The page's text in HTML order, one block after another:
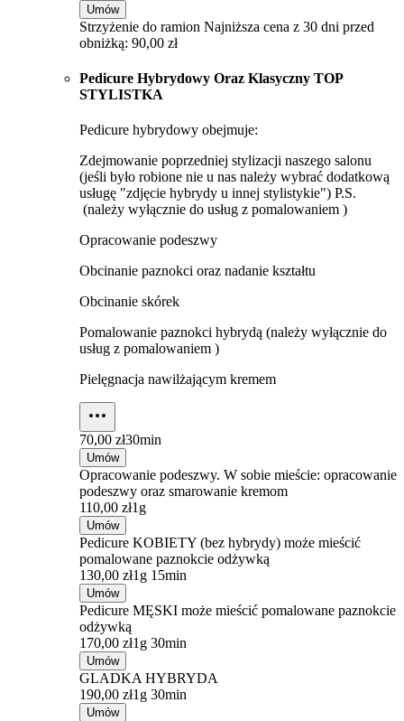
Umów
Strzyżenie do ramion Najniższa cena z 30 dni przed
obniżką: 90,00 zł
Pedicure Hybrydowy Oraz Klasyczny TOP
STYLISTKA
Pedicure hybrydowy obejmuje:
Zdejmowanie poprzedniej stylizacji naszego salonu
(jeśli było robione nie u nas należy wybrać dodatkową
usługę "zdjęcie hybrydy u innej stylistykie") P.S.
(należy wyłącznie do usług z pomalowaniem )
Opracowanie podeszwy
Obcinanie paznokci oraz nadanie kształtu
Obcinanie skórek
Pomalowanie paznokci hybrydą (należy wyłącznie do
usług z pomalowaniem )
Pielęgnacja nawilżającym kremem
70,00 zł30min
Umów
Opracowanie podeszwy. W sobie mieście: opracowanie
podeszwy oraz smarowanie kremom
110,00 zł1g
Umów
Pedicure KOBIETY (bez hybrydy) może mieścić
pomalowane paznokcie odżywką
130,00 zł1g 15min
Umów
Pedicure MĘSKI może mieścić pomalowane paznokcie
odżywką
170,00 zł1g 30min
Umów
GLADKA HYBRYDA
190,00 zł1g 30min
Umów